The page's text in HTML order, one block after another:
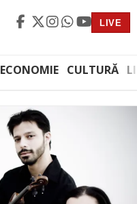
LIVE
ECONOMIE CULTURĂ